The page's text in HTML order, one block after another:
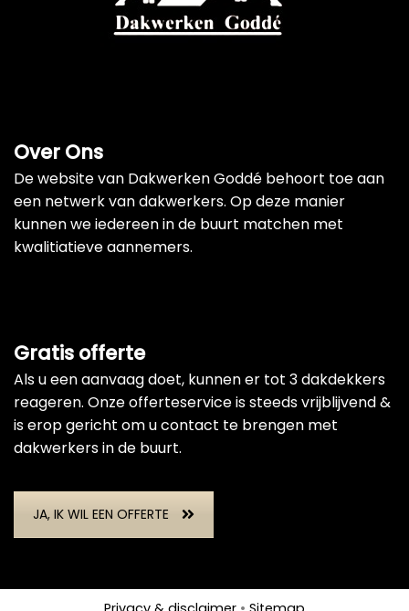
Over Ons
De website van Dakwerken Goddé behoort toe aan
een netwerk van dakwerkers. Op deze manier
kunnen we iedereen in de buurt matchen met
kwalitiatieve aannemers.
Gratis offerte
Als u een aanvaag doet, kunnen er tot 3 dakdekkers
reageren. Onze offerteservice is steeds vrijblijvend &
is erop gericht om u contact te brengen met
dakwerkers in de buurt.
JA, IK WIL EEN OFFERTE